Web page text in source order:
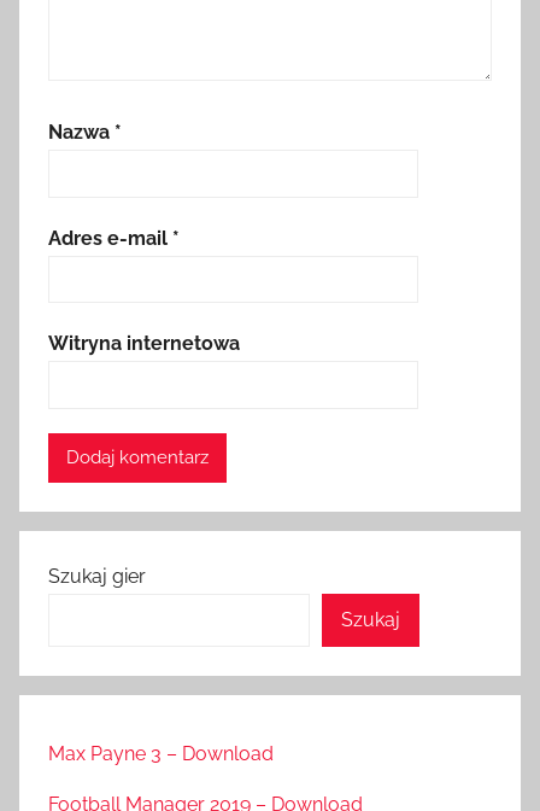
Nazwa *
Adres e-mail *
Witryna internetowa
Szukaj gier
Szukaj
Max Payne 3 – Download
Football Manager 2019 – Download